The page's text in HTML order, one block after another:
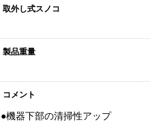
取外し式スノコ
製品重量
コメント
●機器下部の清掃性アップ